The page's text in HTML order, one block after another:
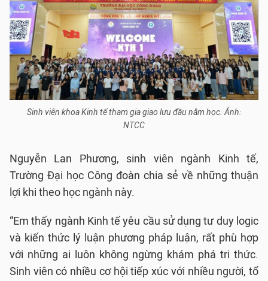
Sinh viên khoa Kinh tế tham gia giao lưu đầu năm học. Ảnh:
NTCC
Nguyễn Lan Phương, sinh viên ngành Kinh tế,
Trường Đại học Công đoàn chia sẻ về những thuận
lợi khi theo học ngành này.
“Em thấy ngành Kinh tế yêu cầu sử dụng tư duy logic
và kiến thức lý luận phương pháp luận, rất phù hợp
với những ai luôn không ngừng khám phá tri thức.
Sinh viên có nhiều cơ hội tiếp xúc với nhiều người, tổ